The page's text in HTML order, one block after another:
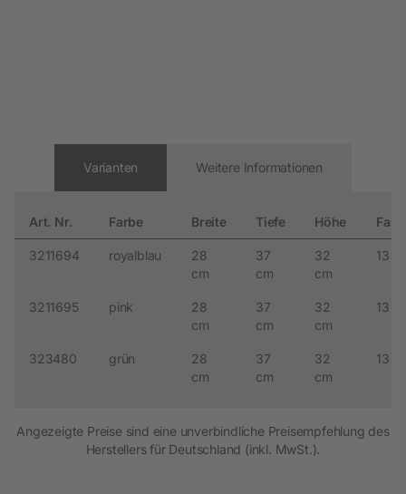
Varianten
Art. Nr. Farbe Breite Tiefe Höhe
3211694 royalblau
28
cm
37
cm
32
cm
13 l
3211695 pink
28
cm
37
cm
32
cm
13 l
323480 grün
28
cm
37
cm
32
cm
13 l
Weitere Informationen
Angezeigte Preise sind eine unverbindliche Preisempfehlung des
Herstellers für Deutschland (inkl. MwSt.).